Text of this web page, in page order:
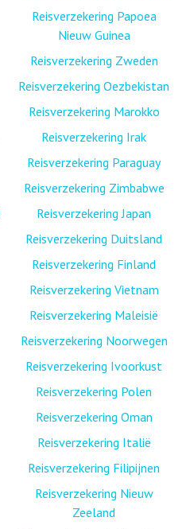
Reisverzekering Papoea
Nieuw Guinea
Reisverzekering Zweden
Reisverzekering Oezbekistan
Reisverzekering Marokko
Reisverzekering Irak
Reisverzekering Paraguay
Reisverzekering Zimbabwe
Reisverzekering Japan
Reisverzekering Duitsland
Reisverzekering Finland
Reisverzekering Vietnam
Reisverzekering Maleisië
Reisverzekering Noorwegen
Reisverzekering Ivoorkust
Reisverzekering Polen
Reisverzekering Oman
Reisverzekering Italië
Reisverzekering Filipijnen
Reisverzekering Nieuw
Zeeland